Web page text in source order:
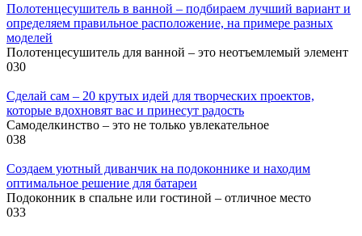
Полотенцесушитель в ванной – подбираем лучший вариант и
определяем правильное расположение, на примере разных
моделей
Полотенцесушитель для ванной – это неотъемлемый элемент
030
Сделай сам – 20 крутых идей для творческих проектов,
которые вдохновят вас и принесут радость
Самоделкинство – это не только увлекательное
038
Создаем уютный диванчик на подоконнике и находим
оптимальное решение для батареи
Подоконник в спальне или гостиной – отличное место
033